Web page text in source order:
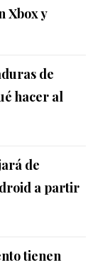
Xbox y
de
hacer al
de
a partir
tienen